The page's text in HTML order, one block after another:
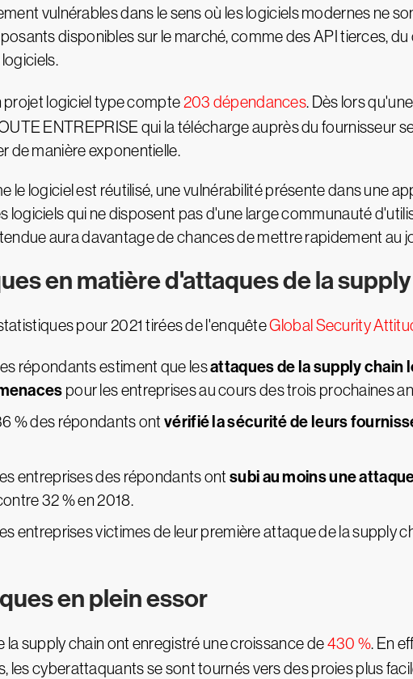
vulnérables dans le sens où les logiciels modernes ne
disponibles sur le marché, comme des API tierces,
projet logiciel type compte 203 dépendances. Dès lors
ENTREPRISE qui la télécharge auprès du fournisseur
de manière exponentielle.
le logiciel est réutilisé, une vulnérabilité présente dans une
logiciels qui ne disposent pas d'une large communauté
aura davantage de chances de mettre rapidement au
en matière d'attaques de la
pour 2021 tirées de l'enquêteGlobal Security
répondants estiment que lesattaques de la supply
pour les entreprises au cours des trois prochaines
% des répondants ont vérifié la sécurité de leurs
entreprises des répondants ont subi au moins une
32 % en 2018.
entreprises victimes de leur première attaque de la supply
en plein essor
la supply chain ont enregistré une croissance de430 %. En
les cyberattaquants se sont tournés vers des proies plus